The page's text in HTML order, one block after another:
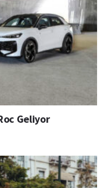
Geliyor